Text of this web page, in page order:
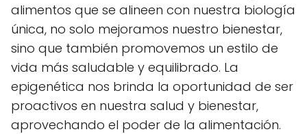
alimentos que se alineen con nuestra biología
única, no solo mejoramos nuestro bienestar,
sino que también promovemos un estilo de
vida más saludable y equilibrado. La
epigenética nos brinda la oportunidad de ser
proactivos en nuestra salud y bienestar,
aprovechando el poder de la alimentación.